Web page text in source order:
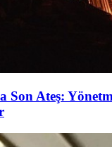
Son Ateş: